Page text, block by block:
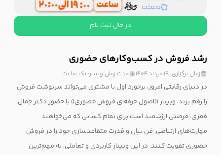
رشد فروش در کسب‌و‌کارهای حضوری
زمان برگزاری: ۱۹ خرداد ۱۴۰۴ مدت زمان وبینار: یک ساعت
در دنیای رقابتی امروز، برخورد اول با مشتری می‌تواند سرنوشت فروش
را رقم بزند. وبینار «اصول حرفه‌ای فروش حضوری» با حضور دکتر جمال
قمری، فرصتی ارزشمند است برای تمام کسانی که می‌خواهند
مهارت‌های ارتباطی، فن بیان و قدرت متقاعدسازی خود را در فروش
حضوری تقویت کنند. در این وبینار کاربردی و تعاملی، به مهم‌ترین
در حال ثبت نام